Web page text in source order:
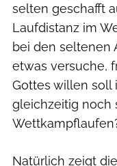
selten geschafft
Laufdistanz im
bei den seltenen
etwas versuche,
Gottes willen soll
gleichzeitig noch
Natürlich zeigt